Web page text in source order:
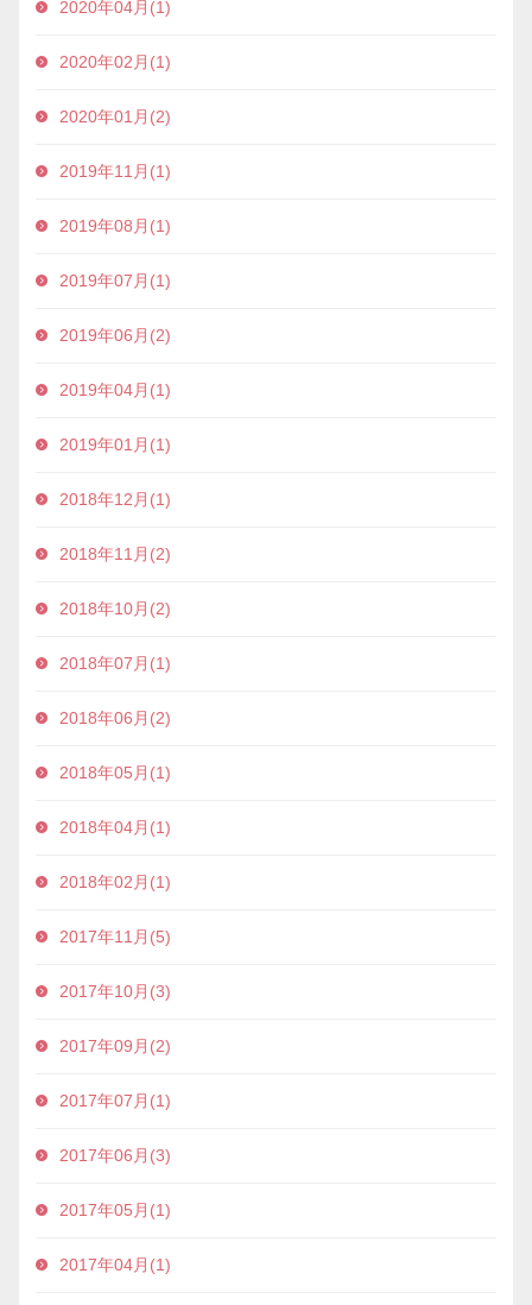
2020年04月(1)
2020年02月(1)
2020年01月(2)
2019年11月(1)
2019年08月(1)
2019年07月(1)
2019年06月(2)
2019年04月(1)
2019年01月(1)
2018年12月(1)
2018年11月(2)
2018年10月(2)
2018年07月(1)
2018年06月(2)
2018年05月(1)
2018年04月(1)
2018年02月(1)
2017年11月(5)
2017年10月(3)
2017年09月(2)
2017年07月(1)
2017年06月(3)
2017年05月(1)
2017年04月(1)